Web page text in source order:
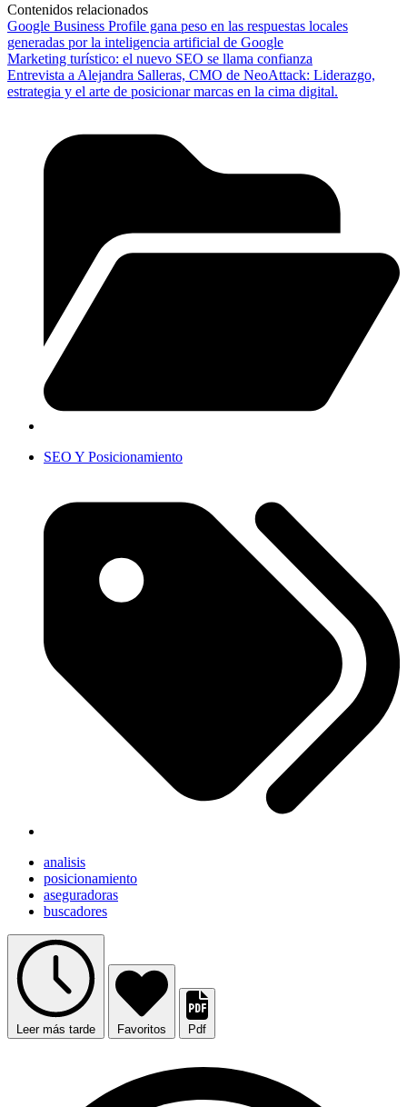
Contenidos relacionados
Google Business Profile gana peso en las respuestas locales
generadas por la inteligencia artificial de Google
Marketing turístico: el nuevo SEO se llama confianza
Entrevista a Alejandra Salleras, CMO de NeoAttack: Liderazgo,
estrategia y el arte de posicionar marcas en la cima digital.
SEO Y Posicionamiento
analisis
posicionamiento
aseguradoras
buscadores
Leer más tarde Favoritos Pdf